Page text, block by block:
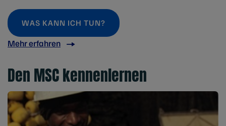
WAS KANN ICH TUN?
Mehr erfahren
Den MSC kennenlernen